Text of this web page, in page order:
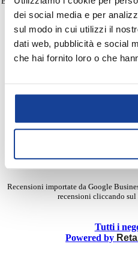
dei social media e per
sul modo in cui utilizzi il
dati web, pubblicità e social
che hai fornito loro o che
Domenica
09:00 -
Situato nelParco Commerciale
propone un'ampia selezione di
abbigliamento, calzature e
per gli sportivi ma anche per chi
versatili.
leggere tutte le
Ginevra Sanna
Recensioni importate da Google
recensioni cliccando
Tutti i
Powered by